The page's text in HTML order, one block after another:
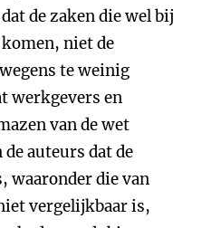
de zaken die wel bij
niet de
te weinig
werkgevers en
van de wet
auteurs dat de
waaronder die van
vergelijkbaar is,